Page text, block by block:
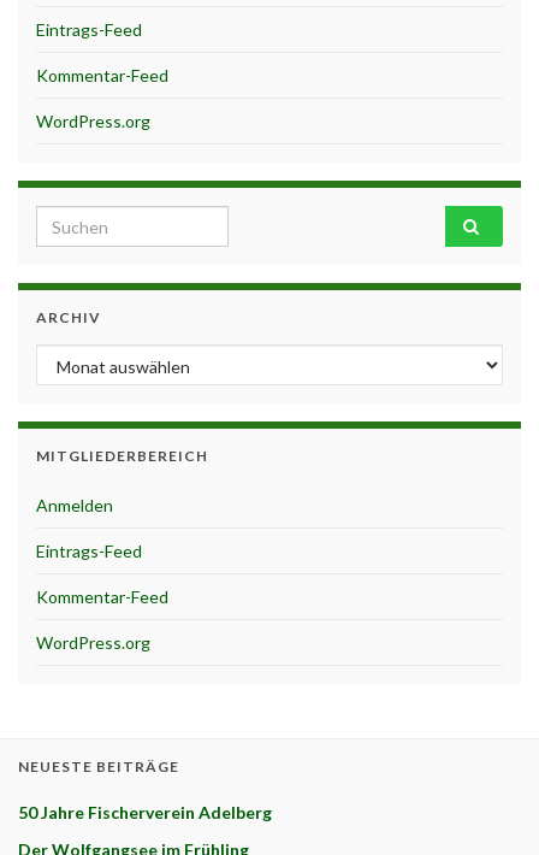
Eintrags-Feed
Kommentar-Feed
WordPress.org
Search for:
ARCHIV
Archiv
MITGLIEDERBEREICH
Anmelden
Eintrags-Feed
Kommentar-Feed
WordPress.org
NEUESTE BEITRÄGE
50 Jahre Fischerverein Adelberg
Der Wolfgangsee im Frühling